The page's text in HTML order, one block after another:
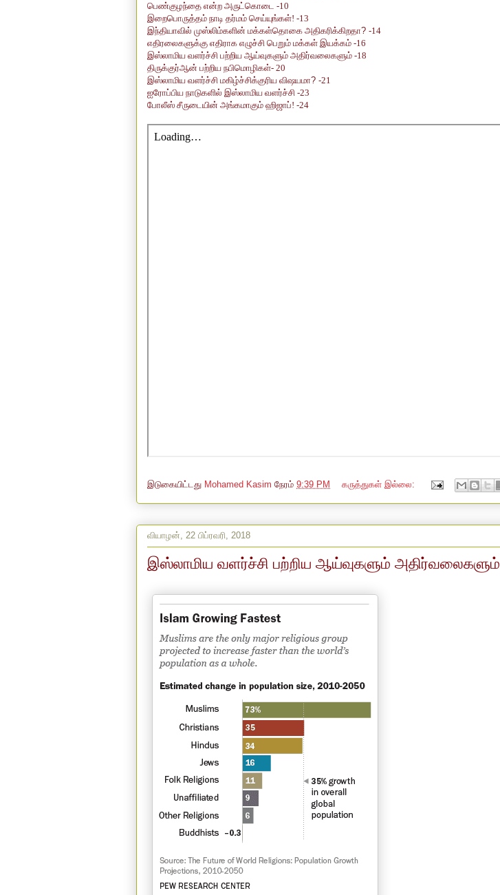
பெண்குழந்தை என்ற அருட்கொடை -10
இறைபொருத்தம் நாடி தர்மம் செய்யுங்கள்! -13
இந்தியாவில் முஸ்லிம்களின் மக்கள்தொகை அதிகரிக்கிறதா? -14
எதிரலைகளுக்கு எதிராக எழுச்சி பெறும் மக்கள் இயக்கம் -16
இஸ்லாமிய வளர்ச்சி பற்றிய ஆய்வுகளும் அதிர்வலைகளும் -18
திருக்குர்ஆன் பற்றிய நபிமொழிகள்- 20
இஸ்லாமிய வளர்ச்சி மகிழ்ச்சிக்குரிய விஷயமா? -21
ஐரோப்பிய நாடுகளில் இஸ்லாமிய வளர்ச்சி -23
போலீஸ் சீருடையின் அங்கமாகும் ஹிஜாப்! -24
இடுகையிட்டது Mohamed Kasim நேரம் 9:39 PM கருத்துகள் இல்லை:
வியாழன், 22 பிப்ரவரி, 2018
இஸ்லாமிய வளர்ச்சி பற்றிய ஆய்வுகளும் அதிர்வலைகளும்